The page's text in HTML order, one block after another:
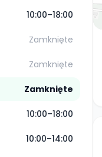
10:00–18:00
Zamknięte
Zamknięte
Zamknięte
10:00–18:00
10:00–14:00